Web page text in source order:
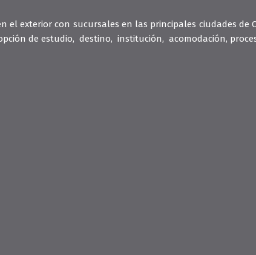
el exterior con sucursales en las principales ciudades
de estudio, destino, institución, acomodación,